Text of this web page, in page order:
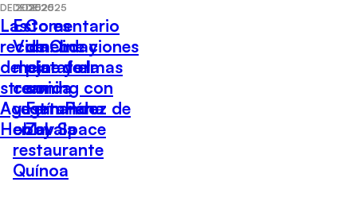
DE 2025
Las
recomendaciones
del cine y el
streaming con
Agustín Pérez de
Hobby Space
DE 2025
Esto es
Vida: Lo
mejor de la
comida
vegetariana
en el
restaurante
Quínoa
DE 2025
Comentario
de Cine y
plataformas
con
Fernando
Zavala